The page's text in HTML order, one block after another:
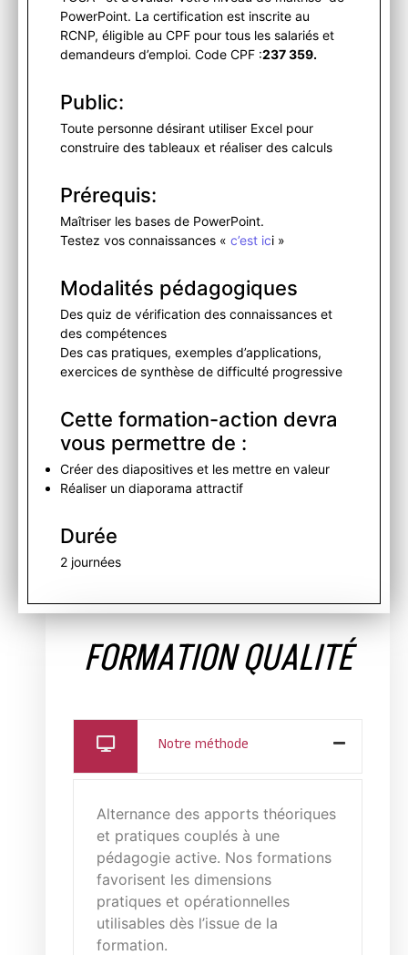
PowerPoint. La certification est inscrite au
RCNP, éligible au CPF pour tous les salariés et
demandeurs d’emploi. Code CPF :237 359.
Public:
Toute personne désirant utiliser Excel pour
construire des tableaux et réaliser des calculs
Prérequis:
Maîtriser les bases de PowerPoint.
Testez vos connaissances « c’est ici »
Modalités pédagogiques
Des quiz de vérification des connaissances et
des compétences
Des cas pratiques, exemples d’applications,
exercices de synthèse de difficulté progressive
Cette formation-action devra
vous permettre de :
Créer des diapositives et les mettre en valeur
Réaliser un diaporama attractif
Durée
2 journées
FORMATION QUALITÉ
Notre méthode
Alternance des apports théoriques
et pratiques couplés à une
pédagogie active. Nos formations
favorisent les dimensions
pratiques et opérationnelles
utilisables dès l’issue de la
formation.